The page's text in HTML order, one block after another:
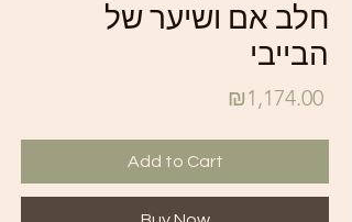
חלב אם ושיער של
הבייבי
₪1,174.00
Add to Cart